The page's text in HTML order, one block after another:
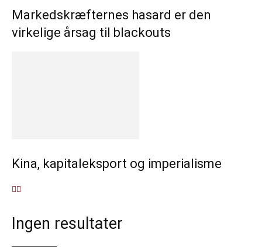
Markedskræfternes hasard er den
virkelige årsag til blackouts
Kina, kapitaleksport og imperialisme
Ingen resultater